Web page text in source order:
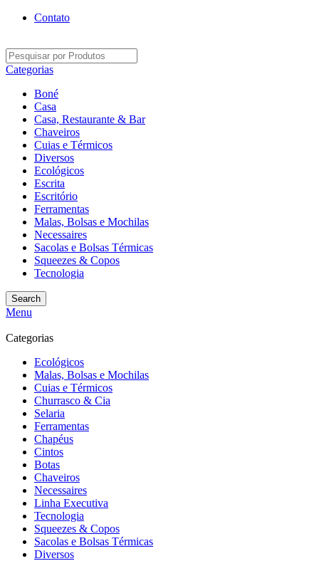
Contato
Categorias
Boné
Casa
Casa, Restaurante & Bar
Chaveiros
Cuias e Térmicos
Diversos
Ecológicos
Escrita
Escritório
Ferramentas
Malas, Bolsas e Mochilas
Necessaires
Sacolas e Bolsas Térmicas
Squeezes & Copos
Tecnologia
Search
Menu
Categorias
Ecológicos
Malas, Bolsas e Mochilas
Cuias e Térmicos
Churrasco & Cia
Selaria
Ferramentas
Chapéus
Cintos
Botas
Chaveiros
Necessaires
Linha Executiva
Tecnologia
Squeezes & Copos
Sacolas e Bolsas Térmicas
Diversos